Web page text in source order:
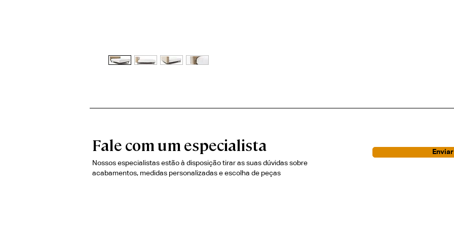
Fale com um especialista
Nossos especialistas estão à disposição tirar as suas dúvidas sobre
acabamentos, medidas personalizadas e escolha de peças